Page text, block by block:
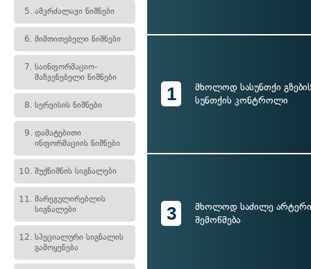
5. ამკრძალავი ნიშნები
6. მიმთითებელი ნიშნები
7. საინფორმაციო-
მაჩვენებელი ნიშნები
8. სერვისის ნიშნები
9. დამატებითი
ინფორმაციის ნიშნები
10. შუქნიშნის სიგნალები
11. მარეგულირებლის
სიგნალები
12. სპეციალური სიგნალის
გამოყენება
1
მხოლოდ სასუნთქი
სუნთქის კონტროლი
3
მხოლოდ საძილე
შემოწმება